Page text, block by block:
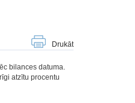
Drukāt
bilances datuma.
atzītu procentu